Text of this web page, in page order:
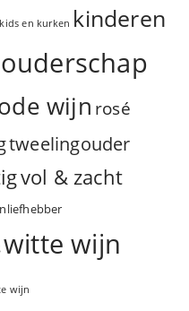
kids en kurken kinderen
ouderschap
wijn rosé
tweelingouder
vol & zacht
witte wijn
wijn